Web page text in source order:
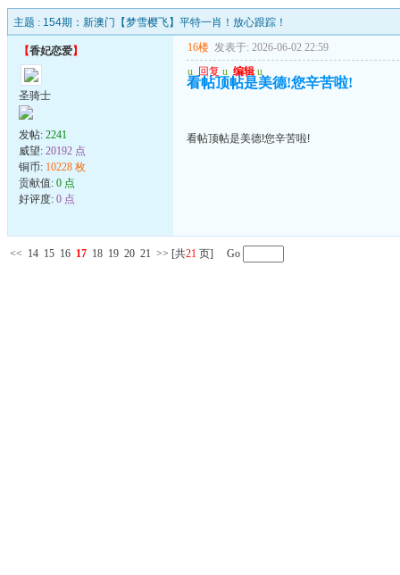
主题 : 154期：新澳门【梦雪樱飞】平特一肖！放心跟踪！
【香妃恋爱】
圣骑士
发帖: 2241
威望: 20192 点
铜币: 10228 枚
贡献值: 0 点
好评度: 0 点
16楼 发表于: 2026-06-02 22:59
u 回复 u 编辑 u
看帖顶帖是美德!您辛苦啦!
看帖顶帖是美德!您辛苦啦!
<< 14 15 16 17 18 19 20 21 >> [共21 页] Go